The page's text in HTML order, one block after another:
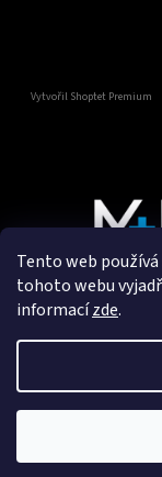
Tento web
tohoto webu
informacízde.
Vytvořil Shoptet Premium
Copyright
Vytvořil a